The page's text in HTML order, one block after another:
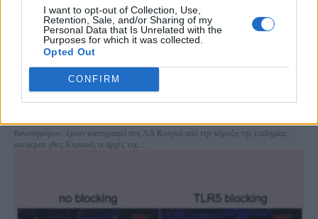
I want to opt-out of Collection, Use,
Retention, Sale, and/or Sharing of my
Personal Data that Is Unrelated with the
Purposes for which it was collected.
Opted Out
CONFIRM
ΛΔ Κονγκό: 1.000 κρούσματα του Έμπολα σε 10
μέρες
Συνολικά 3.200 κρούσματα του Έμπολα, συμπεριλαμβανομένων 1.405
θανατηφόρων, έχουν καταγραφεί στη ΛΔ Κονγκό από την κήρυξη της επιδημίας,
ανέφεραν χθες Κυριακή οι αρχές της...